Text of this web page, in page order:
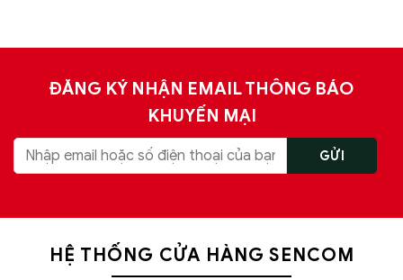
ĐĂNG KÝ NHẬN EMAIL THÔNG BÁO
KHUYẾN MẠI
HỆ THỐNG CỬA HÀNG SENCOM